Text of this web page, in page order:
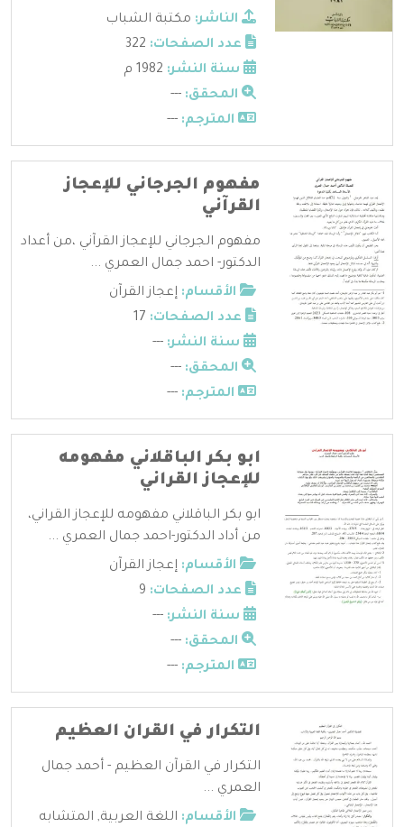
الناشر: مكتبة الشباب
عدد الصفحات:
سنة النشر:
المحقق: ---
المترجم: ---
مفهوم الجرجاني للإعجاز
القرآني
مفهوم الجرجاني للإعجاز القرآني ،من أعداد
الدكتور- احمد جمال العمري ...
الأقسام: إعجاز القرآن
عدد الصفحات:
سنة النشر: ---
المحقق: ---
المترجم: ---
ابو بكر الباقلاني مفهومه
للإعجاز القراني
ابو بكر الباقلاني مفهومه للإعجاز القراني،
من أداد الدكتور-احمد جمال العمري ...
الأقسام: إعجاز القرآن
عدد الصفحات:
سنة النشر: ---
المحقق: ---
المترجم: ---
التكرار في القران العظيم
التكرار في القرآن العظيم - أحمد جمال
العمري ...
الأقسام: اللغة العربية, المتشابه